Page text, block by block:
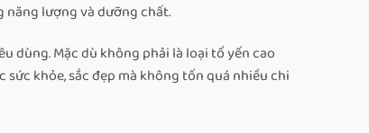
lượng và dưỡng chất.
dùng. Mặc dù không phải là loại tổ yến cao
khỏe, sắc đẹp mà không tốn quá nhiều chi